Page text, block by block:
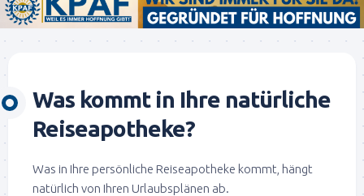
Was kommt in Ihre natürliche
Reiseapotheke?
Was in Ihre persönliche Reiseapotheke kommt, hängt
natürlich von Ihren Urlaubsplänen ab.